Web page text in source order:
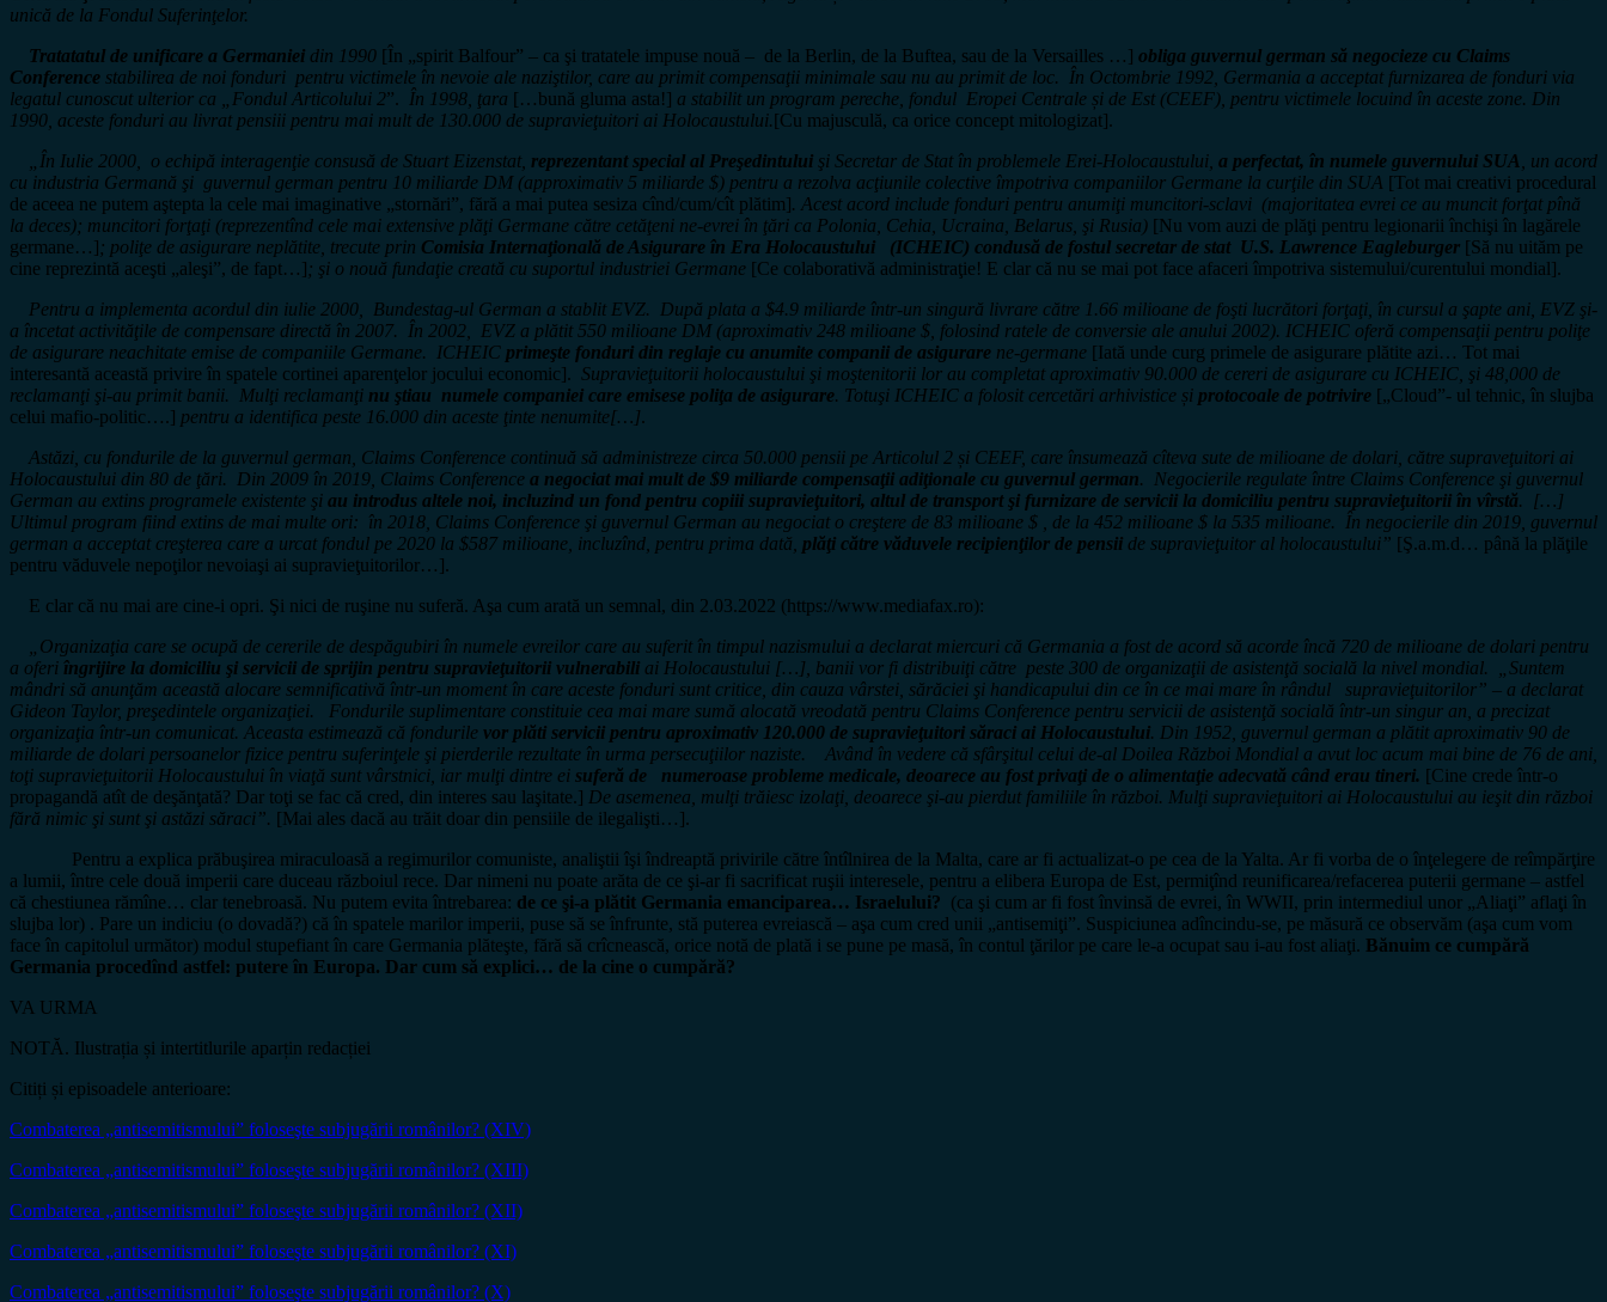
unică de la Fondul Suferinţelor.
Tratatatul de unificare a Germaniei din 1990 [În „spirit Balfour” – ca şi tratatele impuse nouă – de la Berlin, de la Buftea, sau de la Versailles …] obliga guvernul german să negocieze cu Claims
Conference stabilirea de noi fonduri pentru victimele în nevoie ale naziştilor, care au primit compensaţii minimale sau nu au primit de loc. În Octombrie 1992, Germania a acceptat furnizarea de fonduri via
legatul cunoscut ulterior ca „Fondul Articolului 2”. În 1998, ţara […bună gluma asta!] a stabilit un program pereche, fondul Eropei Centrale și de Est (CEEF), pentru victimele locuind în aceste zone. Din
1990, aceste fonduri au livrat pensiii pentru mai mult de 130.000 de supravieţuitori ai Holocaustului.[Cu majusculă, ca orice concept mitologizat].
„În Iulie 2000, o echipă interagenţie consusă de Stuart Eizenstat, reprezentant special al Preşedintului şi Secretar de Stat în problemele Erei-Holocaustului, a perfectat, în numele guvernului SUA
, un acord
cu industria Germană şi guvernul german pentru 10 miliarde DM (approximativ 5 miliarde $) pentru a rezolva acţiunile colective împotriva companiilor Germane la curţile din SUA [Tot mai creativi procedural
de aceea ne putem aştepta la cele mai imaginative „stornări”, fără a mai putea sesiza cînd/cum/cît plătim]. Acest acord include fonduri pentru anumiţi muncitori-sclavi (majoritatea evrei ce au muncit forţat pînă
la deces); muncitori forţaţi (reprezentînd cele mai extensive plăţi Germane către cetăţeni ne-evrei în ţări ca Polonia, Cehia, Ucraina, Belarus, şi Rusia) [Nu vom auzi de plăţi pentru legionarii închişi în lagărele
germane…] ; poliţe de asigurare neplătite, trecute prin Comisia Internaţională de Asigurare în Era Holocaustului (ICHEIC) condusă de fostul secretar de stat U.S. Lawrence Eagleburger [Să nu uităm pe
cine reprezintă aceşti „aleşi”, de fapt…] ; şi o nouă fundaţie creată cu suportul industriei Germane [Ce colaborativă administraţie! E clar că nu se mai pot face afaceri împotriva sistemului/curentului mondial].
Pentru a implementa acordul din iulie 2000, Bundestag-ul German a stablit EVZ. După plata a $4.9 miliarde într-un singură livrare către 1.66 milioane de foşti lucrători forţaţi, în cursul a şapte ani, EVZ şi-
a încetat activităţile de compensare directă în 2007. În 2002, EVZ a plătit 550 milioane DM (aproximativ 248 milioane $, folosind ratele de conversie ale anului 2002). ICHEIC oferă compensaţii pentru poliţe
de asigurare neachitate emise de companiile Germane. ICHEIC primeşte fonduri din reglaje cu anumite companii de asigurare ne-germane [Iată unde curg primele de asigurare plătite azi… Tot mai
interesantă această privire în spatele cortinei aparenţelor jocului economic]. Supravieţuitorii holocaustului şi moştenitorii lor au completat aproximativ 90.000 de cereri de asigurare cu ICHEIC, şi 48,000 de
reclamanţi şi-au primit banii. Mulţi reclamanţi nu ştiau numele companiei care emisese poliţa de asigurare. Totuşi ICHEIC a folosit cercetări arhivistice și protocoale de potrivire [„Cloud”- ul tehnic, în slujba
celui mafio-politic….] pentru a identifica peste 16.000 din aceste ţinte nenumite[…].
Astăzi, cu fondurile de la guvernul german, Claims Conference continuă să administreze circa 50.000 pensii pe Articolul 2 și CEEF, care însumează cîteva sute de milioane de dolari, către supraveţuitori ai
Holocaustului din 80 de ţări. Din 2009 în 2019, Claims Conference a negociat mai mult de $9 miliarde compensaţii adiţionale cu guvernul german. Negocierile regulate între Claims Conference şi guvernul
German au extins programele existente şi au introdus altele noi, incluzind un fond pentru copiii supravieţuitori, altul de transport şi furnizare de servicii la domiciliu pentru supravieţuitorii în vîrstă. […]
Ultimul program fiind extins de mai multe ori: în 2018, Claims Conference şi guvernul German au negociat o creştere de 83 milioane $ , de la 452 milioane $ la 535 milioane. În negocierile din 2019, guvernul
german a acceptat creşterea care a urcat fondul pe 2020 la $587 milioane, incluzînd, pentru prima dată, plăţi către văduvele recipienţilor de pensii de supravieţuitor al holocaustului” [Ş.a.m.d… până la plăţile
pentru văduvele nepoţilor nevoiaşi ai supravieţuitorilor…].
E clar că nu mai are cine-i opri. Şi nici de ruşine nu suferă. Aşa cum arată un semnal, din 2.03.2022 (https://www.mediafax.ro):
„Organizaţia care se ocupă de cererile de despăgubiri în numele evreilor care au suferit în timpul nazismului a declarat miercuri că Germania a fost de acord să acorde încă 720 de milioane de dolari pentru
a oferi îngrijire la domiciliu şi servicii de sprijin pentru supravieţuitorii vulnerabili ai Holocaustului […], banii vor fi distribuiţi către peste 300 de organizaţii de asistenţă socială la nivel mondial. „Suntem
mândri să anunţăm această alocare semnificativă într-un moment în care aceste fonduri sunt critice, din cauza vârstei, sărăciei şi handicapului din ce în ce mai mare în rândul supravieţuitorilor” – a declarat
Gideon Taylor, preşedintele organizaţiei. Fondurile suplimentare constituie cea mai mare sumă alocată vreodată pentru Claims Conference pentru servicii de asistenţă socială într-un singur an, a precizat
organizaţia într-un comunicat. Aceasta estimează că fondurile vor plăti servicii pentru aproximativ 120.000 de supravieţuitori săraci ai Holocaustului. Din 1952, guvernul german a plătit aproximativ 90 de
miliarde de dolari persoanelor fizice pentru suferinţele şi pierderile rezultate în urma persecuţiilor naziste. Având în vedere că sfârşitul celui de-al Doilea Război Mondial a avut loc acum mai bine de 76 de ani,
toţi supravieţuitorii Holocaustului în viaţă sunt vârstnici, iar mulţi dintre ei suferă de numeroase probleme medicale, deoarece au fost privaţi de o alimentaţie adecvată când erau tineri. [Cine crede într-o
propagandă atît de deşănţată? Dar toţi se fac că cred, din interes sau laşitate.] De asemenea, mulţi trăiesc izolaţi, deoarece şi-au pierdut familiile în război. Mulţi supravieţuitori ai Holocaustului au ieşit din război
fără nimic şi sunt şi astăzi săraci”. [Mai ales dacă au trăit doar din pensiile de ilegalişti…].
Pentru a explica prăbuşirea miraculoasă a regimurilor comuniste, analiştii îşi îndreaptă privirile către întîlnirea de la Malta, care ar fi actualizat-o pe cea de la Yalta. Ar fi vorba de o înţelegere de reîmpărţire
a lumii, între cele două imperii care duceau războiul rece. Dar nimeni nu poate arăta de ce şi-ar fi sacrificat ruşii interesele, pentru a elibera Europa de Est, permiţînd reunificarea/refacerea puterii germane – astfel
că chestiunea rămîne… clar tenebroasă. Nu putem evita întrebarea: de ce şi-a plătit Germania emanciparea… Israelului? (ca şi cum ar fi fost învinsă de evrei, în WWII, prin intermediul unor „Aliaţi” aflaţi în
slujba lor) . Pare un indiciu (o dovadă?) că în spatele marilor imperii, puse să se înfrunte, stă puterea evreiască – aşa cum cred unii „antisemiţi”. Suspiciunea adîncindu-se, pe măsură ce observăm (aşa cum vom
face în capitolul următor) modul stupefiant în care Germania plăteşte, fără să crîcnească, orice notă de plată i se pune pe masă, în contul ţărilor pe care le-a ocupat sau i-au fost aliaţi. Bănuim ce cumpără
Germania procedînd astfel: putere în Europa. Dar cum să explici… de la cine o cumpără?
VA URMA
NOTĂ. Ilustrația și intertitlurile aparțin redacției
Citiți și episoadele anterioare:
Combaterea „antisemitismului” foloseşte subjugării românilor? (XIV)
Combaterea „antisemitismului” foloseşte subjugării românilor? (XIII)
Combaterea „antisemitismului” foloseşte subjugării românilor? (XII)
Combaterea „antisemitismului” foloseşte subjugării românilor? (XI)
Combaterea „antisemitismului” foloseşte subjugării românilor? (X)